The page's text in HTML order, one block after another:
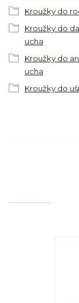
Kroužky do
Kroužky do
ucha
Kroužky do
ucha
Kroužky do